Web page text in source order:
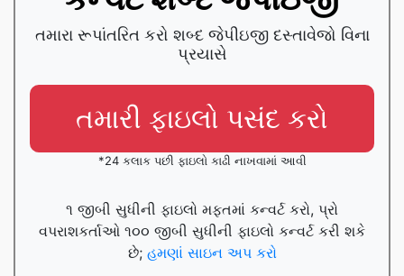
તમારા રૂપાંતરિત કરો શબ્દ જેપીઇજી દસ્તાવેજો વિના
પ્રયાસે
તમારી ફાઇલો પસંદ કરો
*24 કલાક પછી ફાઇલો કાઢી નાખવામાં આવી
૧ જીબી સુધીની ફાઇલો મફતમાં કન્વર્ટ કરો, પ્રો
વપરાશકર્તાઓ ૧૦૦ જીબી સુધીની ફાઇલો કન્વર્ટ કરી શકે
છે; હમણાં સાઇન અપ કરો